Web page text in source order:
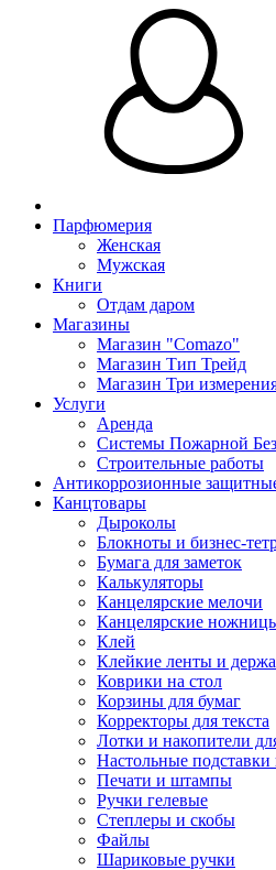
Парфюмерия
Женская
Мужская
Книги
Отдам даром
Магазины
Магазин "Comazo"
Магазин Тип Трейд
Магазин Три
Услуги
Аренда
Системы Пожарной
Строительные работы
Антикоррозионные
Канцтовары
Дыроколы
Блокноты и бизнес-
Бумага для заметок
Калькуляторы
Канцелярские мелочи
Канцелярские
Клей
Клейкие ленты и
Коврики на стол
Корзины для бумаг
Корректоры для текста
Лотки и накопители
Настольные
Печати и штампы
Ручки гелевые
Степлеры и скобы
Файлы
Шариковые ручки